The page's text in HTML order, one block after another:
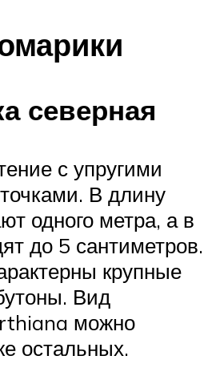
северная
с упругими
В длину
одного метра, а в
до 5 сантиметров.
крупные
Вид
можно
остальных.